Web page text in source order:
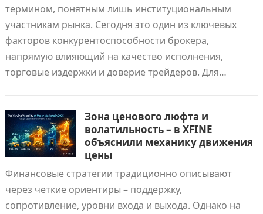
термином, понятным лишь институциональным
участникам рынка. Сегодня это один из ключевых
факторов конкурентоспособности брокера,
напрямую влияющий на качество исполнения,
торговые издержки и доверие трейдеров. Для…
Зона ценового люфта и
волатильность – в XFINE
объяснили механику движения
цены
Финансовые стратегии традиционно описывают
через четкие ориентиры – поддержку,
сопротивление, уровни входа и выхода. Однако на